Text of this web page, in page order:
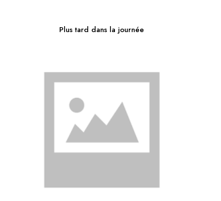
Plus tard dans la journée